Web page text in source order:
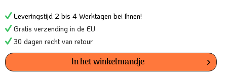
Leveringstijd 2 bis 4 Werktagen bei Ihnen!
Gratis verzending in de EU
30 dagen recht van retour
In het winkelmandje